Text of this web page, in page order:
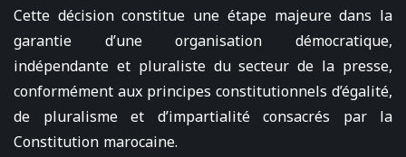
Cette décision constitue une étape majeure dans la
garantie d’une organisation démocratique,
indépendante et pluraliste du secteur de la presse,
conformément aux principes constitutionnels d’égalité,
de pluralisme et d’impartialité consacrés par la
Constitution marocaine.